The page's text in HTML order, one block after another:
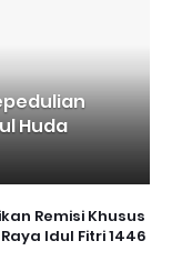
Huda
Remisi Khusus
Idul Fitri 1446